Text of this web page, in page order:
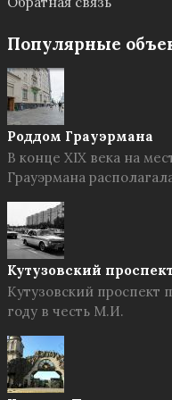
Популярные
Роддом Грауэрмана
В конце XIX века на
Грауэрмана
Кутузовский проспект
Кутузовский проспект
году в честь М.И.